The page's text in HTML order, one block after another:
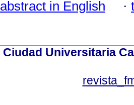
abstract in English ·
Ciudad Universitaria